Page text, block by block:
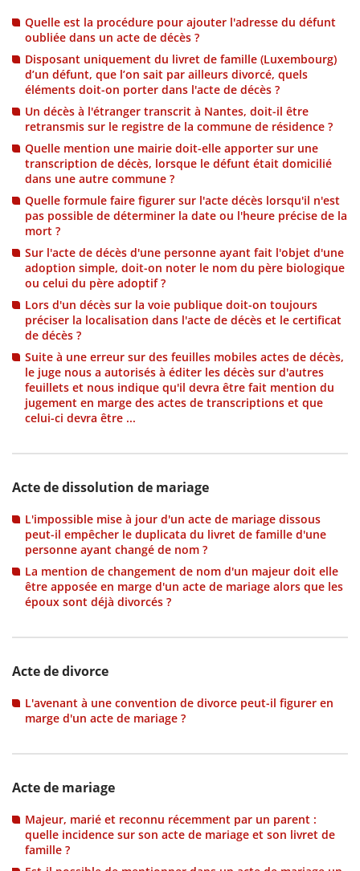
Quelle est la procédure pour ajouter l'adresse du défunt
oubliée dans un acte de décès ?
Disposant uniquement du livret de famille (Luxembourg)
d’un défunt, que l’on sait par ailleurs divorcé, quels
éléments doit-on porter dans l'acte de décès ?
Un décès à l'étranger transcrit à Nantes, doit-il être
retransmis sur le registre de la commune de résidence ?
Quelle mention une mairie doit-elle apporter sur une
transcription de décès, lorsque le défunt était domicilié
dans une autre commune ?
Quelle formule faire figurer sur l'acte décès lorsqu'il n'est
pas possible de déterminer la date ou l'heure précise de la
mort ?
Sur l'acte de décès d'une personne ayant fait l'objet d'une
adoption simple, doit-on noter le nom du père biologique
ou celui du père adoptif ?
Lors d'un décès sur la voie publique doit-on toujours
préciser la localisation dans l'acte de décès et le certificat
de décès ?
Suite à une erreur sur des feuilles mobiles actes de décès,
le juge nous a autorisés à éditer les décès sur d'autres
feuillets et nous indique qu'il devra être fait mention du
jugement en marge des actes de transcriptions et que
celui-ci devra être ...
Acte de dissolution de mariage
L'impossible mise à jour d'un acte de mariage dissous
peut-il empêcher le duplicata du livret de famille d'une
personne ayant changé de nom ?
La mention de changement de nom d'un majeur doit elle
être apposée en marge d'un acte de mariage alors que les
époux sont déjà divorcés ?
Acte de divorce
L'avenant à une convention de divorce peut-il figurer en
marge d'un acte de mariage ?
Acte de mariage
Majeur, marié et reconnu récemment par un parent :
quelle incidence sur son acte de mariage et son livret de
famille ?